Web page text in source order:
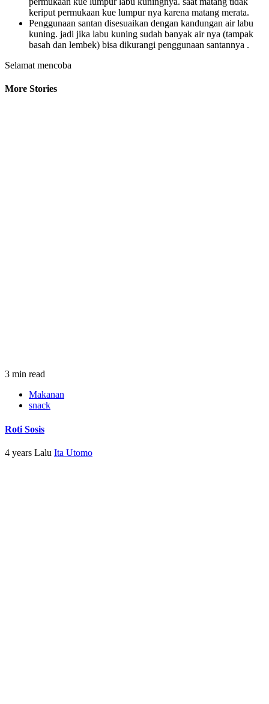
keriput permukaan kue lumpur nya karena matang merata.
Penggunaan santan disesuaikan dengan kandungan air labu
kuning. jadi jika labu kuning sudah banyak air nya (tampak
basah dan lembek) bisa dikurangi penggunaan santannya .
Selamat mencoba
More Stories
3 min read
Makanan
snack
Roti Sosis
4 years Lalu Ita Utomo